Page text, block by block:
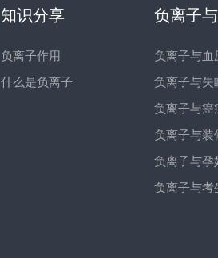
知识分享
负离子作用
什么是负离子
负离子
负离子与血
负离子与失
负离子与癌
负离子与装
负离子与孕
负离子与考